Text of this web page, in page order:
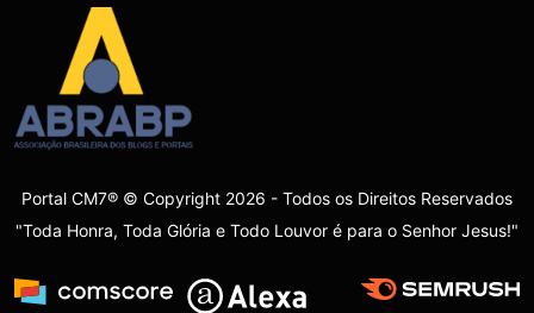
Portal CM7® © Copyright 2026 - Todos os Direitos Reservados
"Toda Honra, Toda Glória e Todo Louvor é para o Senhor Jesus!"